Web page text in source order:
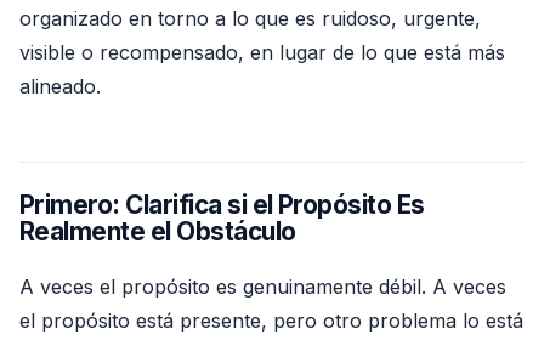
organizado en torno a lo que es ruidoso, urgente,
visible o recompensado, en lugar de lo que está más
alineado.
Primero: Clarifica si el Propósito Es
Realmente el Obstáculo
A veces el propósito es genuinamente débil. A veces
el propósito está presente, pero otro problema lo está